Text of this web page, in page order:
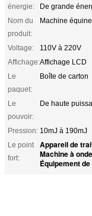
énergie:
De grande
Nom du
produit:
Machine
Voltage:
110V à 220V
Affichage:Affichage LCD
Le
paquet:
Boîte de carton
Le
pouvoir:
De haute
Pression: 10mJ à 190mJ
Le point
fort:
Appareil de
Machine à
Équipement